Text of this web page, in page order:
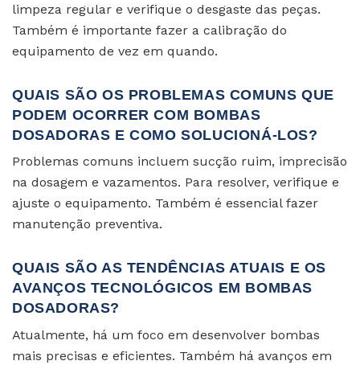
limpeza regular e verifique o desgaste das peças.
Também é importante fazer a calibração do
equipamento de vez em quando.
QUAIS SÃO OS PROBLEMAS COMUNS QUE
PODEM OCORRER COM BOMBAS
DOSADORAS E COMO SOLUCIONÁ-LOS?
Problemas comuns incluem sucção ruim, imprecisão
na dosagem e vazamentos. Para resolver, verifique e
ajuste o equipamento. Também é essencial fazer
manutenção preventiva.
QUAIS SÃO AS TENDÊNCIAS ATUAIS E OS
AVANÇOS TECNOLÓGICOS EM BOMBAS
DOSADORAS?
Atualmente, há um foco em desenvolver bombas
mais precisas e eficientes. Também há avanços em